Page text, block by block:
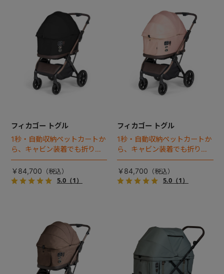
フィカゴー トグル
1秒・自動収納ペットカートか
ら、キャビン装着でも折りた
ためるモデルが登場！
￥84,700
5.0（1）
フィカゴー トグル
1秒・自動収納ペットカートか
ら、キャビン装着でも折りた
ためるモデルが登場！
￥84,700
5.0（1）